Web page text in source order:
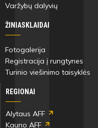
Varžybų dalyvių
ŽINIASKLAIDAI
Fotogalerija
Registracija į rungtynes
Turinio viešinimo taisyklės
REGIONAI
Alytaus AFF
Kauno AFF